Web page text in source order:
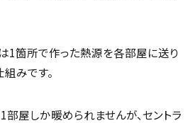
1箇所で作った熱源を各部屋に送り
みです。
部屋しか暖められませんが、セントラ